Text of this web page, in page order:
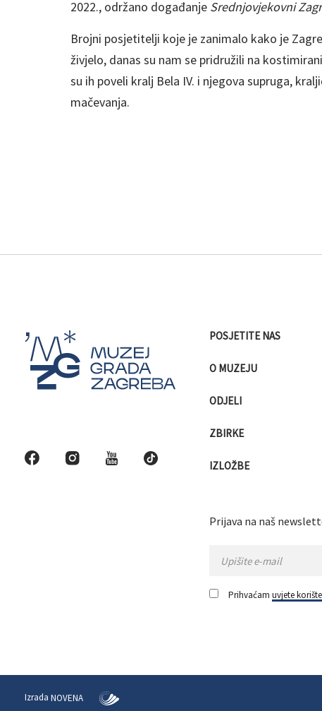
2022., održano događanje Srednjovjekovni
Brojni posjetitelji koje je zanimalo kako je
živjelo, danas su nam se pridružili na
su ih poveli kralj Bela IV. i njegova supruga,
mačevanja.
POSJETITE NAS
O MUZEJU
ODJELI
ZBIRKE
IZLOŽBE
Prijava na naš
Prihvaćam uvjete
Izrada NOVENA